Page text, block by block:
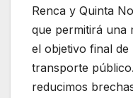
Renca y Quinta
que permitirá una
el objetivo final
transporte
reducimos